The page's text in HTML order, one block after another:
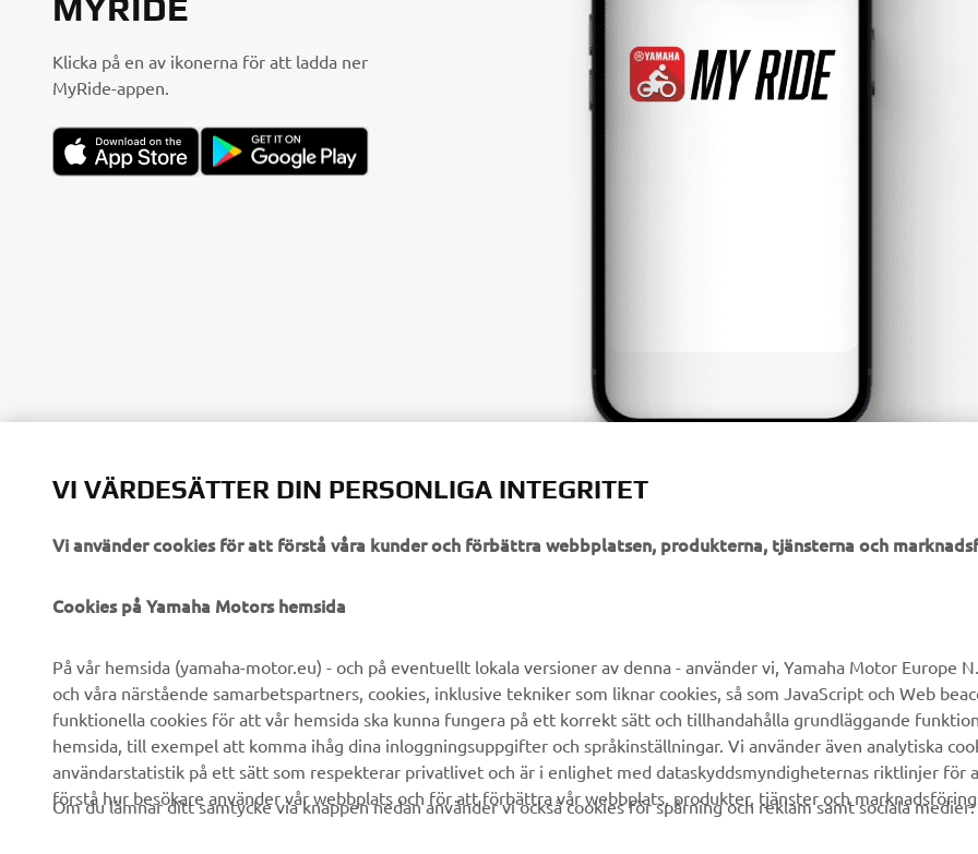
MYRIDE
Klicka på en av ikonerna för att ladda ner
MyRide-appen.
FÖRETAG
Om oss
Nyheter
Yamaha Press
Broschyrer
B2B
eBike-system
Myndigheter
Golfbanor
Räddningstjänst
Körskolor
Yamaha Music
Yamaha Racing
Yamaha Motor Global
Mobilappar
Reservdelskatalog
Yamaha-återförsäljare
Hantering av avfall från
batterier
VI VÄRDESÄTTER DIN PERSONLIGA INTEGRITET
Vi använder cookies för att förstå våra kunder och förbättra webbplatsen, produkterna, tjänsterna och
Cookies på Yamaha Motors hemsida
På vår hemsida (yamaha-motor.eu) - och på eventuellt lokala versioner av denna - använder vi, Yamaha Motor Europe
och våra närstående samarbetspartners, cookies, inklusive tekniker som liknar cookies, så som JavaScript och Web
funktionella cookies för att vår hemsida ska kunna fungera på ett korrekt sätt och tillhandahålla grundläggande
hemsida, till exempel att komma ihåg dina inloggningsuppgifter och språkinställningar. Vi använder även analytiska
användarstatistik på ett sätt som respekterar privatlivet och är i enlighet med dataskyddsmyndigheternas riktlinjer för
förstå hur besökare använder vår webbplats och för att förbättra vår webbplats, produkter, tjänster och
Om du lämnar ditt samtycke via knappen nedan använder vi också cookies för spårning och reklam samt sociala medier: